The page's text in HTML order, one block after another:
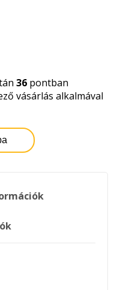
36 pontban
vásárlás alkalmával